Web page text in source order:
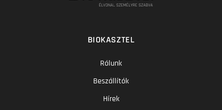
BIOKASZTEL
Rólunk
Beszállítók
Hírek